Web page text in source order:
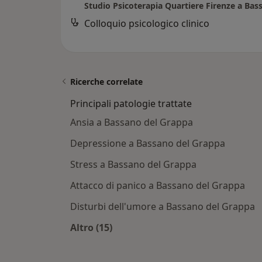
Colloquio psicologico clinico
Ricerche correlate
Principali patologie trattate
Ansia a Bassano del Grappa
Depressione a Bassano del Grappa
Stress a Bassano del Grappa
Attacco di panico a Bassano del Grappa
Disturbi dell'umore a Bassano del Grappa
Altro (15)